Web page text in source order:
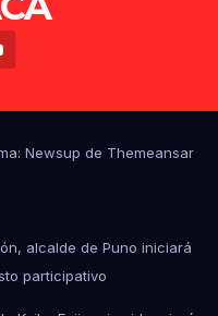
Newsup de Themeansar
alcalde de Puno iniciará
participativo